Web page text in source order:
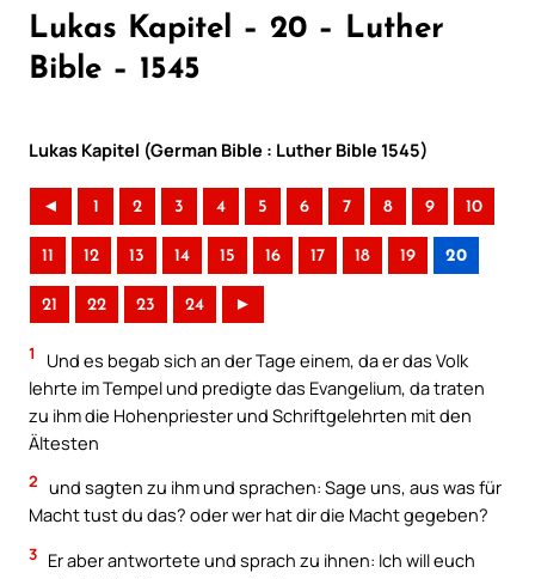
Lukas Kapitel – 20 – Luther
Bible – 1545
Lukas Kapitel (German Bible : Luther Bible 1545)
◄ 1 2 3 4 5 6 7 8 9 10
11 12 13 14 15 16 17 18 19 20
21 22 23 24 ►
1
Und es begab sich an der Tage einem, da er das Volk
lehrte im Tempel und predigte das Evangelium, da traten
zu ihm die Hohenpriester und Schriftgelehrten mit den
Ältesten
2 und sagten zu ihm und sprachen: Sage uns, aus was für
Macht tust du das? oder wer hat dir die Macht gegeben?
3 Er aber antwortete und sprach zu ihnen: Ich will euch